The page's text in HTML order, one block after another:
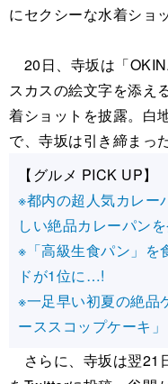
にセクシーな水着ショ
20日、寺坂は「
スカスの絵文字を添え
着ショットを披露。白
で、寺坂は引き締まっ
【グルメ PICK UP】
※都内の超人気カレー
しい絶品カレーパン
※「高級生食パン」を
ドが1位に…!
※一足早い初夏の絶品
ーススコップケーキ」
さらに、寺坂は翌21